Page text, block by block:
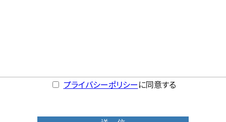
プライバシーポリシーに同意する